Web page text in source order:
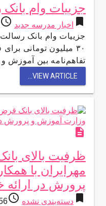
جزییات وام
bookmark اخبار مدرسه جدید access_time
جزییات وام بانک
۳۰ میلیون تومانی
تفاهم‌نامه بین آموزش
VIEW ARTICLE...
description
ظرفیت بالای
مهرایران با
پرورش در ارائه
bookmark دسته‌بندی نشده access_time
ago